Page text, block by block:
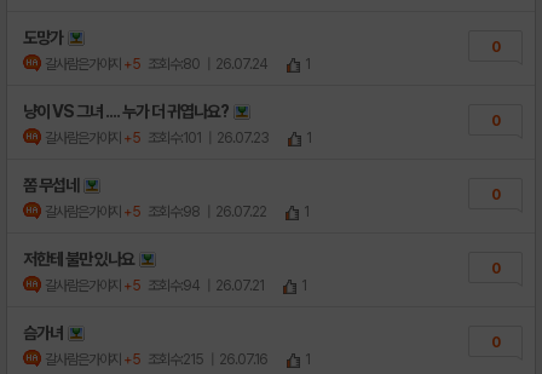
도망가
갈사람은가야지 +5 조회수:80 | 26.07.24 1
0
냥이 VS 그녀 .... 누가 더 귀엽나요?
갈사람은가야지 +5 조회수:101 | 26.07.23 1
0
쫌 무섭네
갈사람은가야지 +5 조회수:98 | 26.07.22 1
0
저한테 불만 있나요
갈사람은가야지 +5 조회수:94 | 26.07.21 1
0
슴가녀
갈사람은가야지 +5 조회수:215 | 26.07.16 1
0